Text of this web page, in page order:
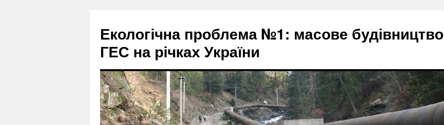
Екологічна проблема №1: масове будівництво
ГЕС на річках України